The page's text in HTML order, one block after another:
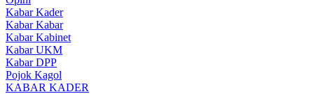
Kabar Kader
Kabar Kabar
Kabar Kabinet
Kabar UKM
Kabar DPP
Pojok Kagol
KABAR KADER